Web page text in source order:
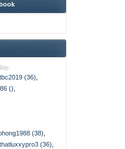
(36)
()
(38)
(36)